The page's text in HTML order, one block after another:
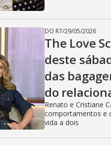
DO R7/29/05/2026
The Love
deste
das
do
Renato e Cristiane
comportamentos e
vida a dois